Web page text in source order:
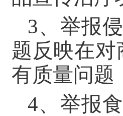
3、举报
题反映在
有质量问题
4、举报